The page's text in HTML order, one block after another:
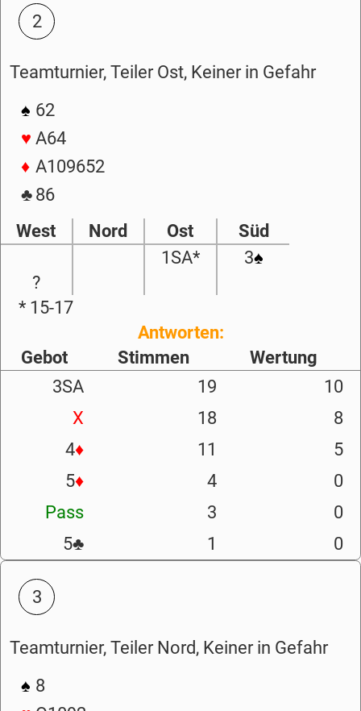
2
Teamturnier, Teiler Ost, Keiner in Gefahr
♠ 62
♥ A64
♦ A109652
♣86
West
Nord Ost
Süd
1SA*
3♠
?
* 15-17
Antworten:
Gebot
Stimmen
Wertung
3SA
19
10
X
18
8
4♦ 11
5
5♦ 4
0
Pass
3
0
5♣ 1 0
3
Teamturnier, Teiler Nord, Keiner in Gefahr
♠ 8